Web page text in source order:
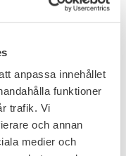
anpassa innehållet
funktioner
trafik. Vi
och annan
medier och